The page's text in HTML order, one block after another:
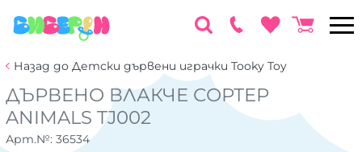
Назад до Детски дървени играчки Tooky Toy
ДЪРВЕНО ВЛАКЧЕ СОРТЕР
ANIMALS TJ002
Арт.№: 36534